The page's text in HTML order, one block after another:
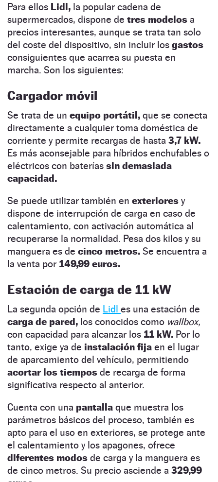
Para ellos Lidl, la popular cadena de
supermercados, dispone de tres modelos a
precios interesantes, aunque se trata tan solo
del coste del dispositivo, sin incluir los gastos
consiguientes que acarrea su puesta en
marcha. Son los siguientes:
Cargador móvil
Se trata de un equipo portátil, que se conecta
directamente a cualquier toma doméstica de
corriente y permite recargas de hasta 3,7 kW.
Es más aconsejable para híbridos enchufables o
eléctricos con baterías sin demasiada
capacidad.
Se puede utilizar también en exteriores y
dispone de interrupción de carga en caso de
calentamiento, con activación automática al
recuperarse la normalidad. Pesa dos kilos y su
manguera es de cinco metros. Se encuentra a
la venta por 149,99 euros.
Estación de carga de 11 kW
La segunda opción de Lidl es una estación de
carga de pared, los conocidos como wallbox,
con capacidad para alcanzar los 11 kW. Por lo
tanto, exige ya de instalación fija en el lugar
de aparcamiento del vehículo, permitiendo
acortar los tiempos de recarga de forma
significativa respecto al anterior.
Cuenta con una pantalla que muestra los
parámetros básicos del proceso, también es
apto para el uso en exteriores, se protege ante
el calentamiento y los apagones, ofrece
diferentes modos de carga y la manguera es
de cinco metros. Su precio asciende a 329,99